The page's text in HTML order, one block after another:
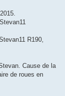
R190,
Cause de la
de roues en